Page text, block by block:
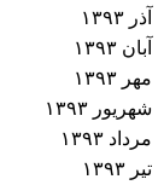
آذر ۱۳۹۳
آبان ۱۳۹۳
مهر ۱۳۹۳
شهریور ۱۳۹۳
مرداد ۱۳۹۳
تیر ۱۳۹۳